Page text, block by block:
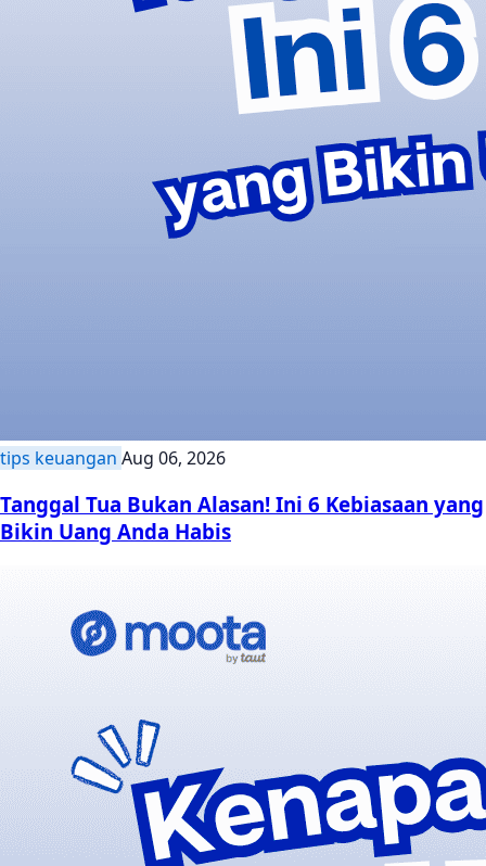
tips keuangan Aug 06, 2026
Tanggal Tua Bukan Alasan! Ini 6 Kebiasaan yang
Bikin Uang Anda Habis